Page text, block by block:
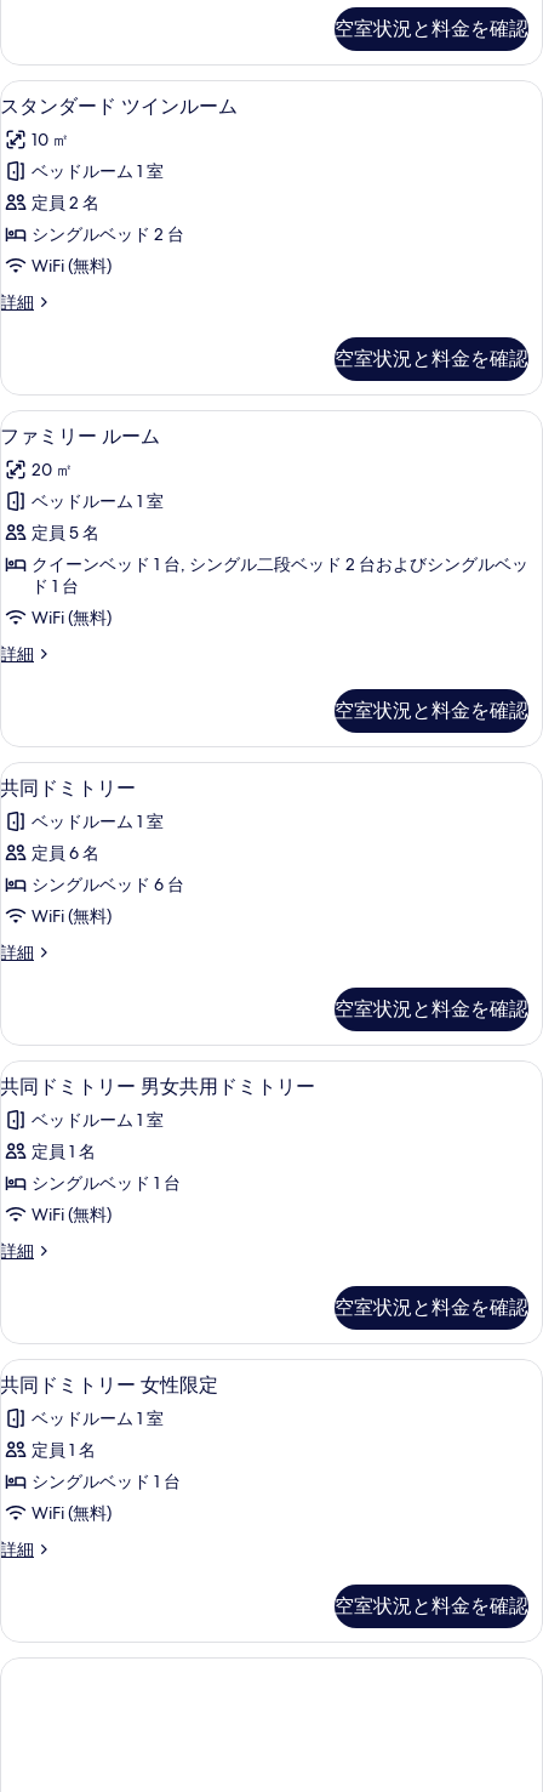
ル
ー
ム
の
す
べ
て
の
写
表
示
す
る
ー
ド
ダ
ル
ル
ー
ム
の
詳
細
空室状況と料金を確認
ス
タ
ン
ダ
ー
ド
イ
ル
ー
ム
の
す
べ
て
写
真
表
示
す
る
スタンダード ツインルーム | 防音設
6
スタンダード ツインルーム
10 ㎡
ベッドルーム 1 室
定員 2 名
シングルベッド 2 台
WiFi (無料)
詳細
ス
ー
ド
ツ
ン
ル
ー
ム
の
細
空室状況と料金を確認
フ
ァ
ミ
リ
ー
ー
ム
べ
て
の
写
真
を
表
示
る
ファミリー ルーム | 防音設備、WiFi
4
ファミリー ルーム
20 ㎡
ベッドルーム 1 室
定員 5 名
クイーンベッド 1 台, シングル二段ベッド 2 台およびシングルベッ
ド 1 台
WiFi (無料)
詳細
フ
ー
ル
ー
ム
の
詳
空室状況と料金を確認
共
同
ド
ミ
ト
ー
す
べ
て
の
写
真
を
表
る
防音設備、WiFi (無料)、客室ごとに
5
共同ドミトリー
ベッドルーム 1 室
定員 6 名
シングルベッド 6 台
WiFi (無料)
詳細
共
ト
リ
ー
の
詳
細
空室状況と料金を確認
共
同
ド
ミ
ト
ー
女
共
用
ド
ミ
ト
リ
ー
べ
て
防音設備、WiFi (無料)、客室ごとに
4
共同ドミトリー 男女共用ドミトリー
ベッドルーム 1 室
定員 1 名
シングルベッド 1 台
WiFi (無料)
詳細
共
ト
リ
ー
男
女
共
ド
ミ
リ
細
空室状況と料金を確認
共
同
ド
ミ
ト
ー
性
限
防音設備、WiFi (無料)、客室ごとに
4
共同ドミトリー 女性限定
ベッドルーム 1 室
定員 1 名
シングルベッド 1 台
WiFi (無料)
詳細
共
ト
リ
ー
空室状況と料金を確認